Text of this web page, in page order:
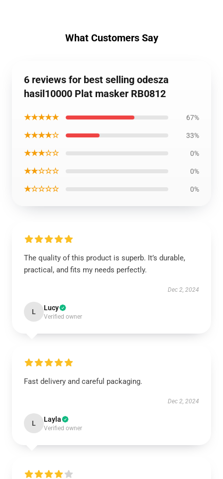
What Customers Say
6 reviews for best selling odesza
hasil10000 Plat masker RB0812
★★★★★ 67%
★★★★☆ 33%
★★★☆☆ 0%
★★☆☆☆ 0%
★☆☆☆☆ 0%
The quality of this product is superb. It’s durable,
practical, and fits my needs perfectly.
Dec 2, 2024
L Lucy
Verified owner
Fast delivery and careful packaging.
Dec 2, 2024
L Layla
Verified owner